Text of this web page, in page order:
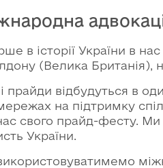
в історії України в
(Велика Британія),
прайди відбудуться в
на підтримку
свого прайд-фесту.
України.